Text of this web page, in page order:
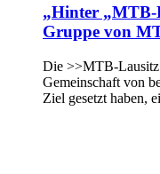
„Hinter „MTB-
Gruppe von
Die >>MTB-
Gemeinschaft von
Ziel gesetzt haben,